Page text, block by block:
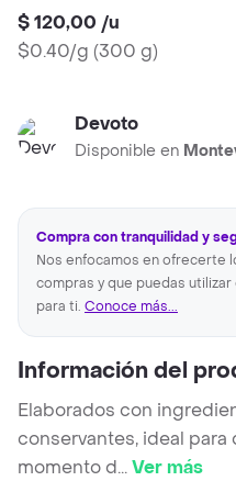
$ 120,00 /u
$0.40/g (300 g)
Devoto
Disponible en
Compra con tranquilidad y
Nos enfocamos en ofrecerte
compras y que puedas
para ti. Conoce más...
Información del
Elaborados con
conservantes, ideal
momento d...Ver más